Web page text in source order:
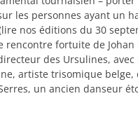
les personnes ayant un
nos éditions du 30
rencontre fortuite de Johan
des Ursulines, avec
artiste trisomique belge,
un ancien danseur